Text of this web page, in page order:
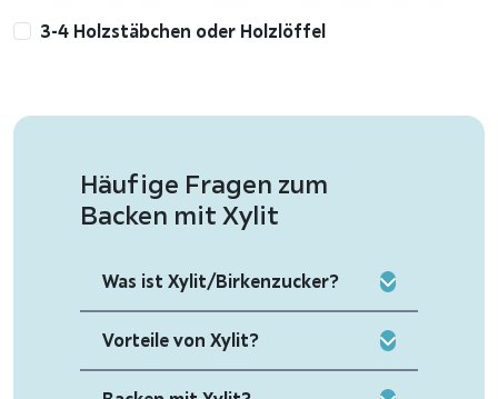
3-4 Holzstäbchen oder Holzlöffel
Häufige Fragen zum
Backen mit Xylit
Was ist Xylit/Birkenzucker?
Vorteile von Xylit?